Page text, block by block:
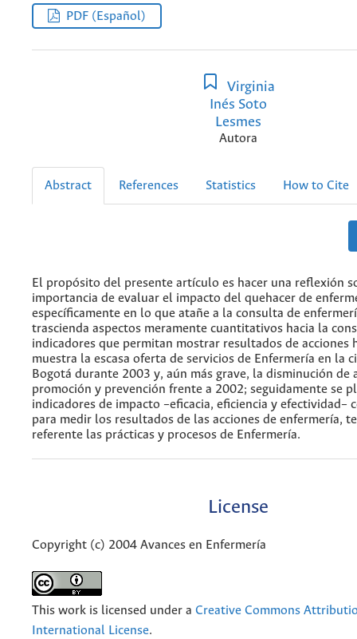
PDF (Español)
Virginia
Inés Soto
Lesmes
Autora
Abstract References Statistics How to Cite
El propósito del presente artículo es hacer una reflexión
importancia de evaluar el impacto del quehacer de
específicamente en lo que atañe a la consulta de
trascienda aspectos meramente cuantitativos hacia la
indicadores que permitan mostrar resultados de acciones
muestra la escasa oferta de servicios de Enfermería en la
Bogotá durante 2003 y, aún más grave, la disminución de
promoción y prevención frente a 2002; seguidamente se
indicadores de impacto –eficacia, eficiencia y efectividad–
para medir los resultados de las acciones de enfermería,
referente las prácticas y procesos de Enfermería.
License
Copyright (c) 2004 Avances en Enfermería
This work is licensed under a Creative Commons
International License.